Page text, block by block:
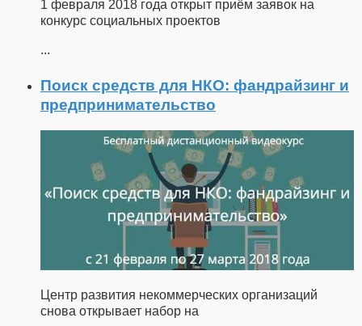
1 февраля 2018 года открыт приём заявок на
конкурс социальных проектов
...
Поиск средств для НКО: фандрайзинг и
предпринимательство
Центр развития некоммерческих организаций
снова открывает набор на